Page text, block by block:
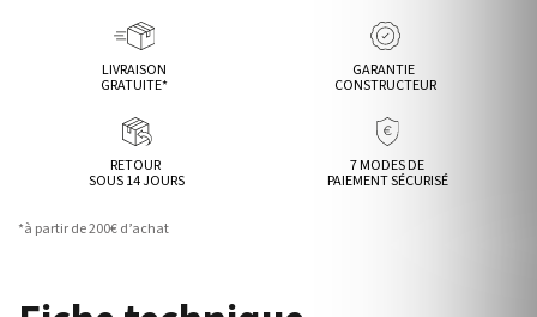
LIVRAISON
GRATUITE*
GARANTIE
CONSTRUCTEUR
RETOUR
SOUS 14 JOURS
7 MODES DE
PAIEMENT SÉCURISÉ
*à partir de 200€ d’achat